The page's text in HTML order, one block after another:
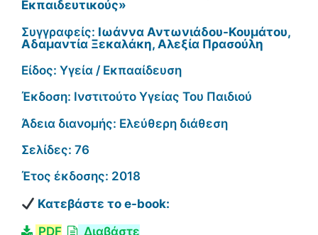
Εκπαιδευτικούς»
Συγγραφείς: Ιωάννα Αντωνιάδου-Κουμάτου,
Αδαμαντία Ξεκαλάκη, Αλεξία Πρασούλη
Είδος: Υγεία / Εκπααίδευση
Έκδοση: Ινστιτούτο Υγείας Του Παιδιού
Άδεια διανομής: Ελεύθερη διάθεση
Σελίδες: 76
Έτος έκδοσης: 2018
Κατεβάστε το e-book:
PDF
Διαβάστε